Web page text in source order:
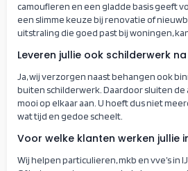
camoufleren en een gladde basis geeft
een slimme keuze bij renovatie of
uitstraling die goed past bij woningen,
Leveren jullie ook schilderwerk
Ja, wij verzorgen naast behangen ook
buiten schilderwerk. Daardoor sluiten
mooi op elkaar aan. U hoeft dus niet
wat tijd en gedoe scheelt.
Voor welke klanten werken jullie
Wij helpen particulieren, mkb en vve’s in